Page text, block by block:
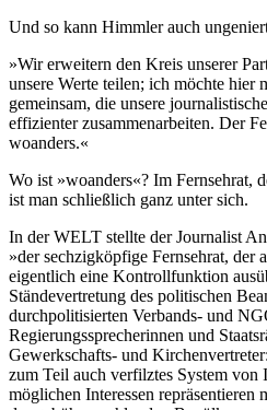
Und so kann Himmlerauch
»Wir erweitern den Kreis unserer
unsere Werte teilen; ich möchte hier
gemeinsam, die unsere
effizienter zusammenarbeiten. Der
woanders.«
Wo ist »woanders«? Im Fernsehrat,
ist man schließlich ganz unter sich.
In derWELT stellte der Journalist
»der sechzigköpfige Fernsehrat, der
eigentlich eine Kontrollfunktion
Ständevertretung des politischen
durchpolitisierten Verbands- und
Regierungssprecherinnen und
Gewerkschafts- und
zum Teil auch verfilztes System von
möglichen Interessen repräsentieren